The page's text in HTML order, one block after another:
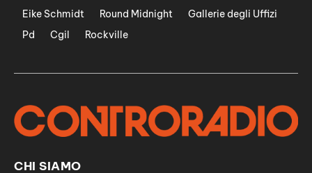
Eike Schmidt
Round Midnight
Gallerie degli Uffizi
Pd
Cgil Rockville
CHI SIAMO